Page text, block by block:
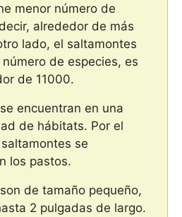
menor número de
alrededor de más
lado, el saltamontes
de especies, es
de 11000.
encuentran en una
de hábitats. Por el
se
los pastos.
de tamaño pequeño,
2 pulgadas de largo.